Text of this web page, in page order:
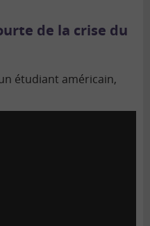
de la crise du
étudiant américain,